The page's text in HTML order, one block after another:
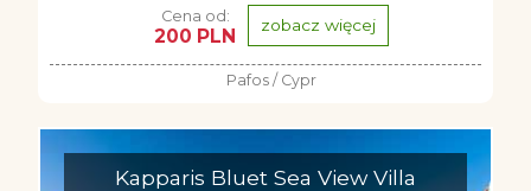
Cena od:
200 PLN zobacz więcej
Pafos / Cypr
Kapparis Bluet Sea View Villa